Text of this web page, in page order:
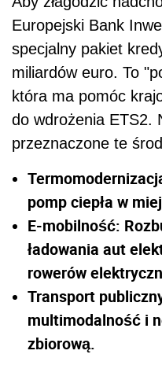
Europejski Bank
specjalny pakiet
miliardów euro. To
która ma pomóc
do wdrożenia ETS2.
przeznaczone te
pomp ciepła w
E-mobilność:
ładowania aut
rowerów
Transport
multimodalność i
zbiorową.